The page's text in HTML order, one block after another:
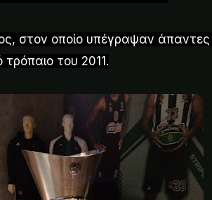
στον οποίο υπέγραψαν άπαντες
του 2011.